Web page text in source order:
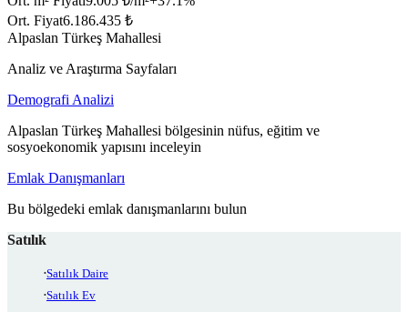
Ort. Fiyat6.186.435 ₺
Alpaslan Türkeş Mahallesi
Analiz ve Araştırma Sayfaları
Demografi Analizi
Alpaslan Türkeş Mahallesi bölgesinin nüfus, eğitim ve
sosyoekonomik yapısını inceleyin
Emlak Danışmanları
Bu bölgedeki emlak danışmanlarını bulun
Satılık
Satılık Daire
Satılık Ev